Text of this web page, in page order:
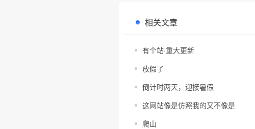
相关文章
有个站·重大更新
放假了
倒计时两天，迎接暑假
这网站像是仿照我的又不像是
爬山